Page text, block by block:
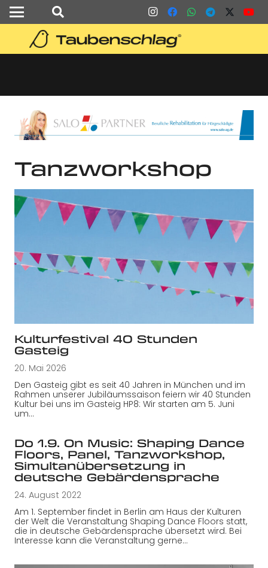
Tanzworkshop
Kulturfestival 40 Stunden
Gasteig
20. Mai 2026
Den Gasteig gibt es seit 40 Jahren in München und im
Rahmen unserer Jubiläumssaison feiern wir 40 Stunden
Kultur bei uns im Gasteig HP8: Wir starten am 5. Juni
um…
Do 1.9. On Music: Shaping Dance
Floors, Panel, Tanzworkshop,
Simultanübersetzung in
deutsche Gebärdensprache
24. August 2022
Am 1. September findet in Berlin am Haus der Kulturen
der Welt die Veranstaltung Shaping Dance Floors statt,
die in deutsche Gebärdensprache übersetzt wird. Bei
Interesse kann die Veranstaltung gerne…